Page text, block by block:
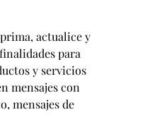
actualice y
para
y servicios
mensajes con
mensajes de